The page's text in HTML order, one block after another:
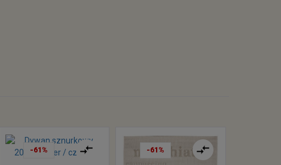
-61% -61%